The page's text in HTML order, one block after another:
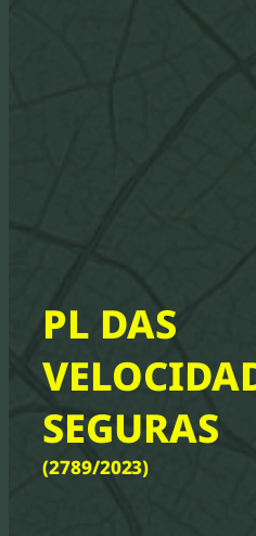
PL DAS
SEGURAS
(2789/2023)